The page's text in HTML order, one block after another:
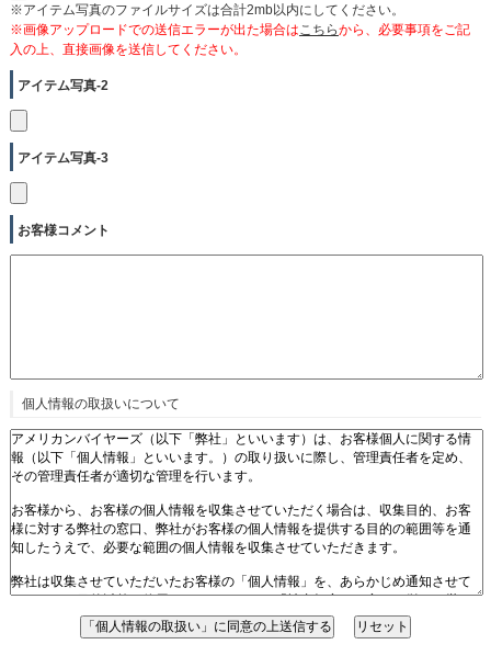
※アイテム写真のファイルサイズは合計2mb以内にしてください。
※画像アップロードでの送信エラーが出た場合は こちらから、必要事項をご記
入の上、直接画像を送信してください。
アイテム写真-2
アイテム写真-3
お客様コメント
個人情報の取扱いについて